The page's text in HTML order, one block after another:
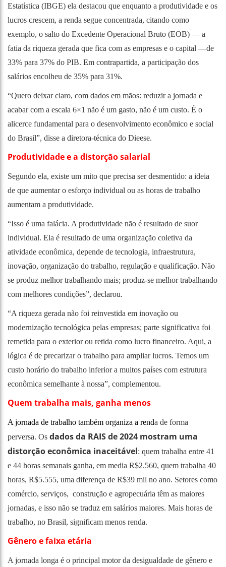
Estatística (IBGE) ela destacou que enquanto a produtividade e os
lucros crescem, a renda segue concentrada, citando como
exemplo, o salto do Excedente Operacional Bruto (EOB) — a
fatia da riqueza gerada que fica com as empresas e o capital —de
33% para 37% do PIB. Em contrapartida, a participação dos
salários encolheu de 35% para 31%.
“Quero deixar claro, com dados em mãos: reduzir a jornada e
acabar com a escala 6×1 não é um gasto, não é um custo. É o
alicerce fundamental para o desenvolvimento econômico e social
do Brasil”, disse a diretora-técnica do Dieese.
Produtividade e a distorção salarial
Segundo ela, existe um mito que precisa ser desmentido: a ideia
de que aumentar o esforço individual ou as horas de trabalho
aumentam a produtividade.
“Isso é uma falácia. A produtividade não é resultado de suor
individual. Ela é resultado de uma organização coletiva da
atividade econômica, depende de tecnologia, infraestrutura,
inovação, organização do trabalho, regulação e qualificação. Não
se produz melhor trabalhando mais; produz-se melhor trabalhando
com melhores condições”, declarou.
“A riqueza gerada não foi reinvestida em inovação ou
modernização tecnológica pelas empresas; parte significativa foi
remetida para o exterior ou retida como lucro financeiro. Aqui, a
lógica é de precarizar o trabalho para ampliar lucros. Temos um
custo horário do trabalho inferior a muitos países com estrutura
econômica semelhante à nossa”, complementou.
Quem trabalha mais, ganha menos
A jornada de trabalho também organiza a renda de forma
perversa. Os dados da RAIS de 2024 mostram uma
distorção econômica inaceitável: quem trabalha entre 41
e 44 horas semanais ganha, em media R$2.560, quem trabalha 40
horas, R$5.555, uma diferença de R$39 mil no ano. Setores como
comércio, serviços, construção e agropecuária têm as maiores
jornadas, e isso não se traduz em salários maiores. Mais horas de
trabalho, no Brasil, significam menos renda.
Gênero e faixa etária
A jornada longa é o principal motor da desigualdade de gênero e